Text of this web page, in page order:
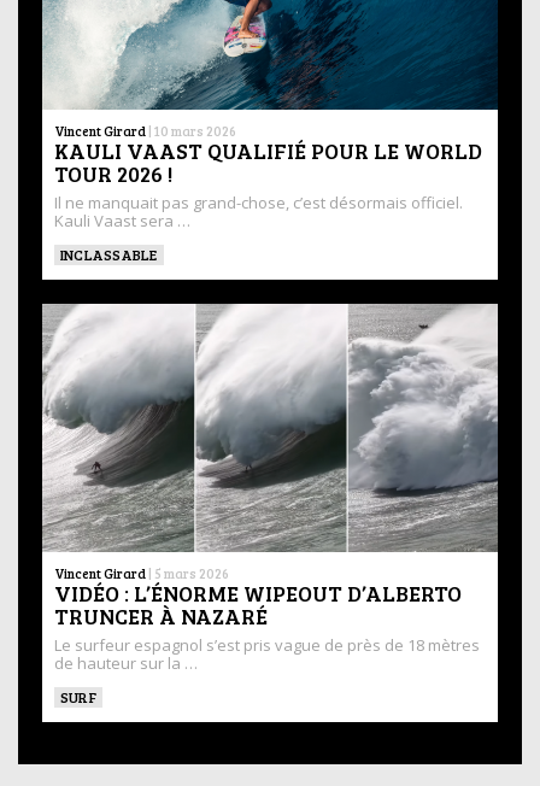
Vincent Girard | 10 mars 2026
KAULI VAAST QUALIFIÉ POUR LE WORLD
TOUR 2026 !
Il ne manquait pas grand-chose, c’est désormais officiel.
Kauli Vaast sera …
INCLASSABLE
Vincent Girard | 5 mars 2026
VIDÉO : L’ÉNORME WIPEOUT D’ALBERTO
TRUNCER À NAZARÉ
Le surfeur espagnol s’est pris vague de près de 18 mètres
de hauteur sur la …
SURF